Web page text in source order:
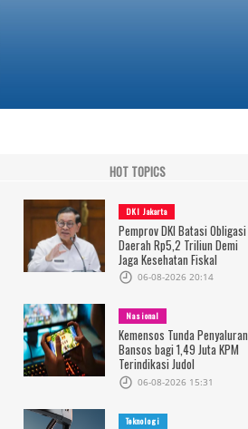
HOT TOPICS
DKI Jakarta
Pemprov DKI Batasi Obligasi
Daerah Rp5,2 Triliun Demi
Jaga Kesehatan Fiskal
06-08-2026 20:14
Nasional
Kemensos Tunda Penyaluran
Bansos bagi 1,49 Juta KPM
Terindikasi Judol
06-08-2026 15:31
Teknologi